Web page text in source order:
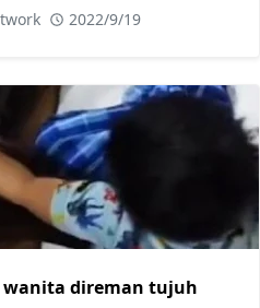
2022/9/19
wanita direman tujuh